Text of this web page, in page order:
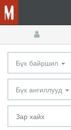
Бүх байршил
Бүх ангиллууд